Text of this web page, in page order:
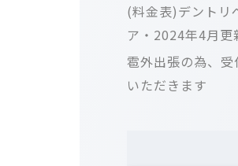
(料金表)デントリ
ア・2024年4月更
雹外出張の為、
いただきます